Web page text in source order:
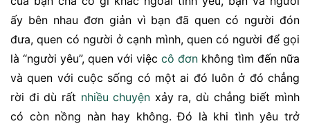
ấy bên nhau đơn giản vì bạn đã quen có người đón
đưa, quen có người ở cạnh mình, quen có người để gọi
là “người yêu”, quen với việc cô đơn không tìm đến nữa
và quen với cuộc sống có một ai đó luôn ở đó chẳng
rời đi dù rất nhiều chuyện xảy ra, dù chẳng biết mình
có còn nồng nàn hay không. Đó là khi tình yêu trở